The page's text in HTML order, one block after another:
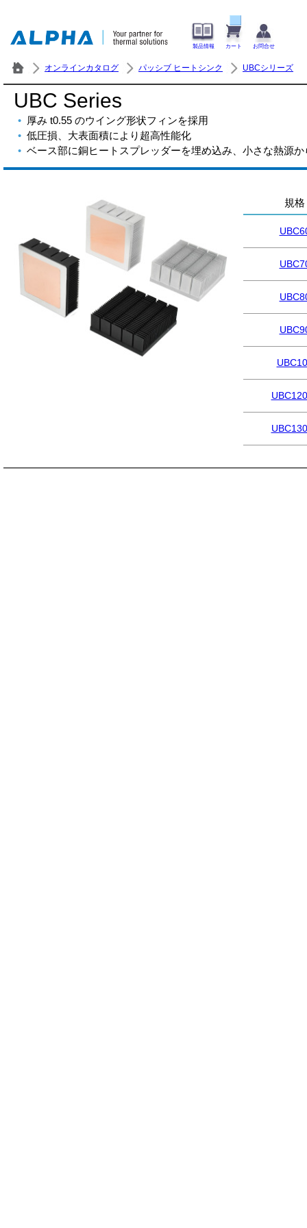
製品情報 カート お問合せ
オンラインカタログ パッシブ ヒートシンク UBCシリーズ
UBC Series
厚み t0.55 のウイング形状フィンを採用
低圧損、大表面積により超高性能化
ベース部に銅ヒートスプレッダーを埋め込み、小さな熱源
規格